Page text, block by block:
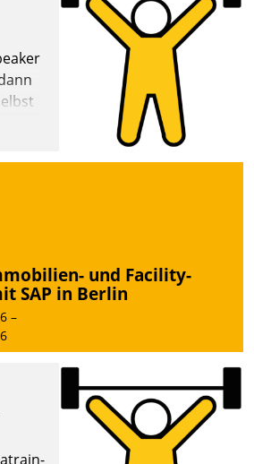
es
und Facility-
SAP in Berlin
–